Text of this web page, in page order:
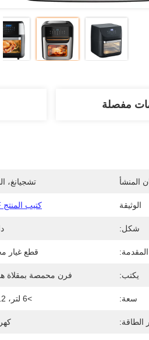
مفصلة
المنشأ تشجيانغ،
الوثيقة كتيب المنتج PDF
شكل:
قطع غيار
يكتب: فرن محمصة بمقلاة
سعة: >6 لتر، 12 لتر
الطاقة: